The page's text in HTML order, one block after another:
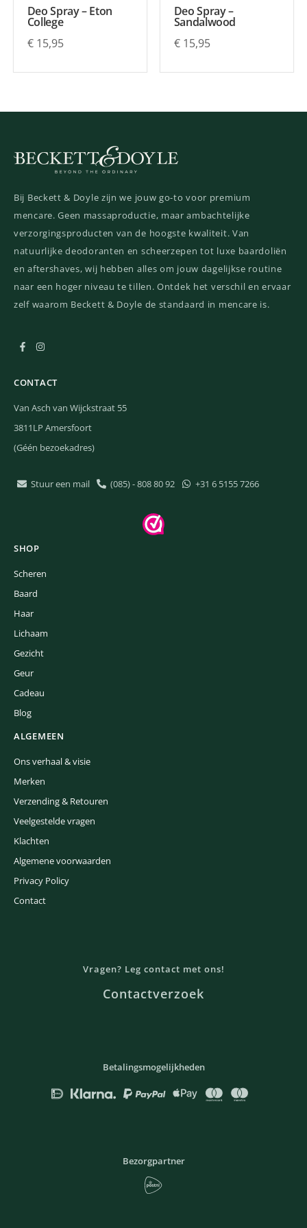
Deo Spray – Eton
College
€15,95
Deo Spray –
Sandalwood
€15,95
Bij Beckett & Doyle zijn we jouw go-to voor premium
mencare. Geen massaproductie, maar ambachtelijke
verzorgingsproducten van de hoogste kwaliteit. Van
natuurlijke deodoranten en scheerzepen tot luxe baardoliën
en aftershaves, wij hebben alles om jouw dagelijkse routine
naar een hoger niveau te tillen. Ontdek het verschil en ervaar
zelf waarom Beckett & Doyle de standaard in mencare is.
CONTACT
Van Asch van Wijckstraat 55
3811LP Amersfoort
(Géén bezoekadres)
Stuur een mail (085) - 808 80 92 +31 6 5155 7266
SHOP
Scheren
Baard
Haar
Lichaam
Gezicht
Geur
Cadeau
Blog
ALGEMEEN
Ons verhaal & visie
Merken
Verzending & Retouren
Veelgestelde vragen
Klachten
Algemene voorwaarden
Privacy Policy
Contact
Vragen? Leg contact met ons!
Contactverzoek
Betalingsmogelijkheden
Bezorgpartner